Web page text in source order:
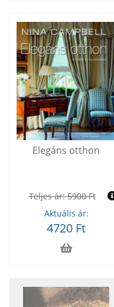
Elegáns otthon
Teljes ár:5900 Ft
Aktuális ár:
4720 Ft